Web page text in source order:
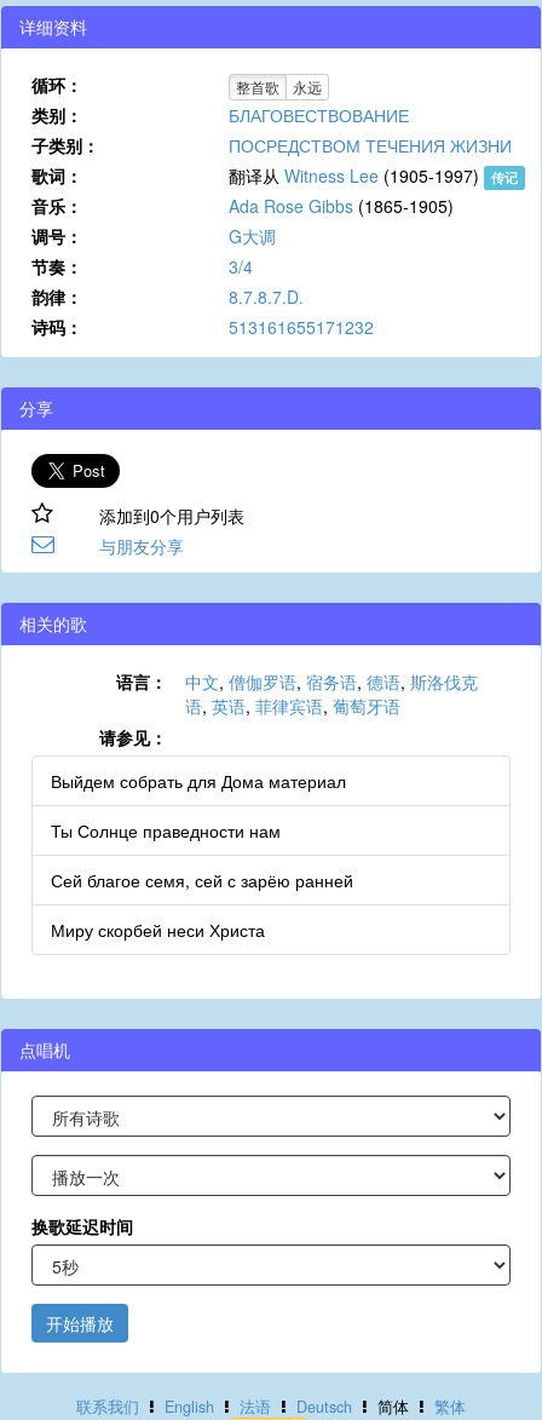
详细资料
循环： 整首歌 永远
类别：
БЛАГОВЕСТВОВАНИЕ
子类别：
ПОСРЕДСТВОМ ТЕЧЕНИЯ ЖИЗНИ
歌词：
翻译从 Witness Lee (1905-1997) 传记
音乐： Ada Rose Gibbs (1865-1905)
调号：
G大调
节奏：
3/4
韵律：
8.7.8.7.D.
诗码：
513161655171232
分享
添加到0个用户列表
与朋友分享
相关的歌
语言： 中文, 僧伽罗语, 宿务语, 德语, 斯洛伐克
语, 英语, 菲律宾语, 葡萄牙语
请参见：
Выйдем собрать для Дома материал
Ты Солнце праведности нам
Сей благое семя, сей с зарёю ранней
Миру скорбей неси Христа
点唱机
换歌延迟时间
开始播放
联系我们 English 法语 Deutsch 简体 繁体